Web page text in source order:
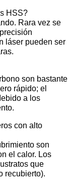
HSS?
Rara vez se
láser pueden ser
son bastante
rápido; el
a los
con alto
son
el calor. Los
que
recubierto).